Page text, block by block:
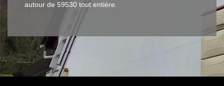
autour de 59530 tout entière.